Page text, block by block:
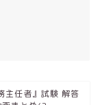
主任者』試験 解答